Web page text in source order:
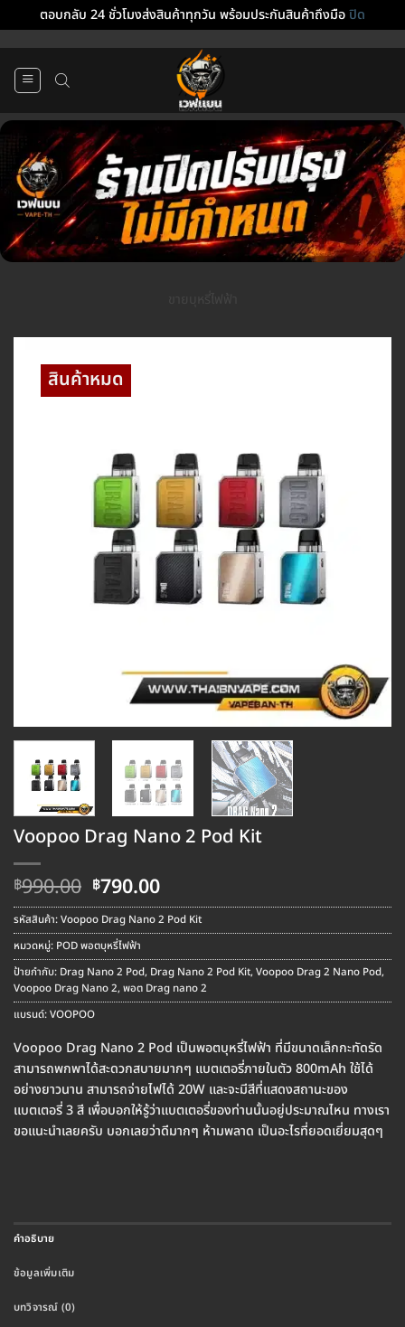
ตอบกลับ 24 ชั่วโมงส่งสินค้าทุกวัน พร้อมประกันสินค้าถึงมือปิด
Voopoo Drag Nano 2 Pod Kit
฿990.00 Original
price
was:
฿990.00.
฿790.00Current
price
is:
฿790.00.
รหัสสินค้า:Voopoo Drag Nano 2 Pod Kit
หมวดหมู่: POD พอตบุหรี่ไฟฟ้า
ป้ายกำกับ: Drag Nano 2 Pod, Drag Nano 2 Pod Kit, Voopoo Drag 2 Nano Pod,
Voopoo Drag Nano 2, พอต Drag nano 2
แบรนด์:VOOPOO
Voopoo Drag Nano 2 Pod เป็นพอตบุหรี่ไฟฟ้า ที่มีขนาดเล็กกะทัดรัด
สามารถพกพาได้สะดวกสบายมากๆ แบตเตอรี่ภายในตัว 800mAh ใช้ได้
อย่างยาวนาน สามารถจ่ายไฟได้ 20W และจะมีสีที่แสดงสถานะของ
แบตเตอรี่ 3 สี เพื่อบอกให้รู้ว่าแบตเตอรี่ของท่านนั้นอยู่ประมาณไหน ทางเรา
ขอแนะนำเลยครับ บอกเลยว่าดีมากๆ ห้ามพลาด เป็นอะไรที่ยอดเยี่ยมสุดๆ
คำอธิบาย
ข้อมูลเพิ่มเติม
บทวิจารณ์ (0)